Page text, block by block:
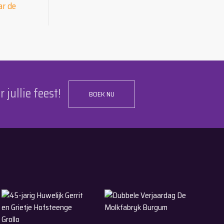
de
jullie feest! BOEK NU
Eesterga
45-jarig Huwelijk Gerrit en Grietje Hofsteenge Grollo
Dubbele Verjaardag De